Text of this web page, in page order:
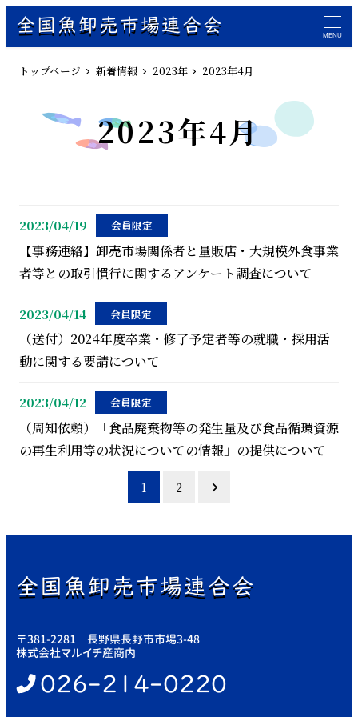
全国魚卸売市場連合会 MENU
トップページ 新着情報 2023年 2023年4月
2023年4月
【事務連絡】卸売市場関係者と量販店・大規模外食事業
者等との取引慣行に関するアンケート調査について
2023/04/19 会員限定
（送付）2024年度卒業・修了予定者等の就職・採用活
動に関する要請について
2023/04/14 会員限定
（周知依頼）「食品廃棄物等の発生量及び食品循環資源
の再生利用等の状況についての情報」の提供について
2023/04/12 会員限定
ペ
ジ
送
1 2
全国魚卸売市場連合会
〒381-2281 長野県長野市市場3-48
株式会社マルイチ産商内
026-214-0220